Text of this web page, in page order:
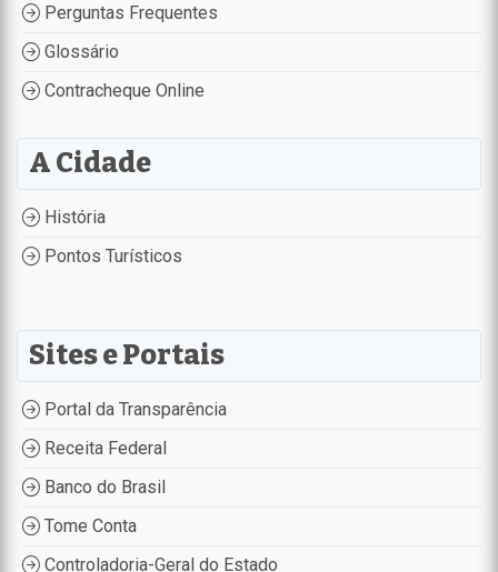
Perguntas Frequentes
Glossário
Contracheque Online
A Cidade
História
Pontos Turísticos
Sites e Portais
Portal da Transparência
Receita Federal
Banco do Brasil
Tome Conta
Controladoria-Geral do Estado